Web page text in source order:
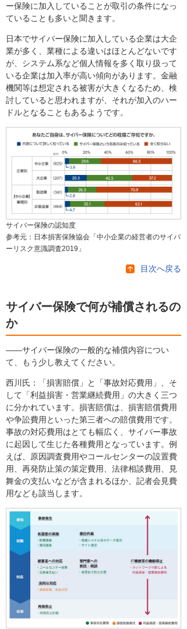
ー保険に加入していることが取引の条件になっ
ていることも多いと聞きます。
日本でサイバー保険に加入している企業は大企
業が多く、業種による違いはほとんどないです
が、システム系など個人情報を多く取り扱って
いる企業は加入率が高い傾向があります。金融
機関等は想定される被害が大きくなるため、検
討していると思われますが、それが加入のハー
ドルとなることもあるようです。
サイバー保険の認知度
参考元：日本損害保険協会「中小企業の経営者のサイバ
ーリスク意識調査2019」
目次へ戻る
サイバー保険で何が補償されるの
か
――サイバー保険の一般的な補償内容につい
て、もう少し教えてください。
西川氏：「損害賠償」と「事故対応費用」、そ
して「利益損害・営業継続費用」の大きく三つ
に分かれています。損害賠償は、損害賠償費用
や争訟費用といった第三者への賠償費用です。
事故の対応費用はとても幅広く、サイバー事故
に起因して生じた各種費用となっています。例
えば、原因調査費用やコールセンターの設置費
用、再発防止策の策定費用、法律相談費用、見
舞金の支払いなどが含まれるほか、記者会見費
用なども該当します。